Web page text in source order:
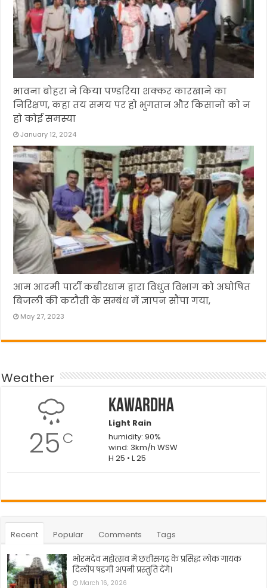
भावना बोहरा ने किया पण्डरिया शक्कर कारखाने का
निरिक्षण, कहा तय समय पर हो भुगतान और किसानों को न
हो कोई समस्या
January 12, 2024
आम आदमी पार्टी कबीरधाम द्वारा विधुत विभाग को अघोषित
बिजली की कटौती के सम्बंध में ज्ञापन सौंपा गया,
May 27, 2023
Weather
25 C
Kawardha
Light Rain
humidity: 90%
wind: 3km/h WSW
H 25 • L 25
Recent Popular Comments Tags
भोरमदेव महोत्सव में छत्तीसगढ़ के प्रसिद्ध लोक गायक
दिलीप षडंगी अपनी प्रस्तुति देंगे।
March 16, 2026